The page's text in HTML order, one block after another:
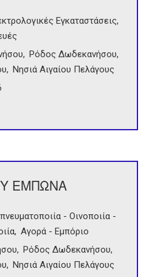
Εγκαταστάσεις
Ρόδος Δωδεκανήσου
Νησιά Αιγαίου Πελάγους
ΕΜΠΩΝΑ
- Οινοποιία -
Αγορά - Εμπόριο
Ρόδος Δωδεκανήσου
Νησιά Αιγαίου Πελάγους